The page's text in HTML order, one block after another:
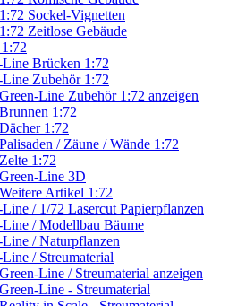
1:72 Sockel-Vignetten
1:72 Zeitlose Gebäude
Line Brücken 1:72
Line Zubehör 1:72
Green-Line Zubehör 1:72 anzeigen
Brunnen 1:72
Dächer 1:72
Palisaden / Zäune / Wände 1:72
Zelte 1:72
Green-Line 3D
Weitere Artikel 1:72
/ 1/72 Lasercut Papierpflanzen
Line / Modellbau Bäume
Line / Naturpflanzen
/ Streumaterial
Green-Line / Streumaterial anzeigen
Green-Line - Streumaterial